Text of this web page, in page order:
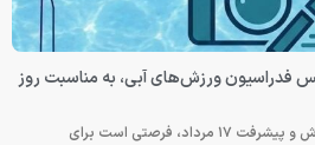
فدراسیون ورزش‌های آبی، به مناسبت روز
خبرنگاران؛ راویان آب، روایتگران تلاش و پیشرفت ۱۷ مرداد، فرصتی است برای